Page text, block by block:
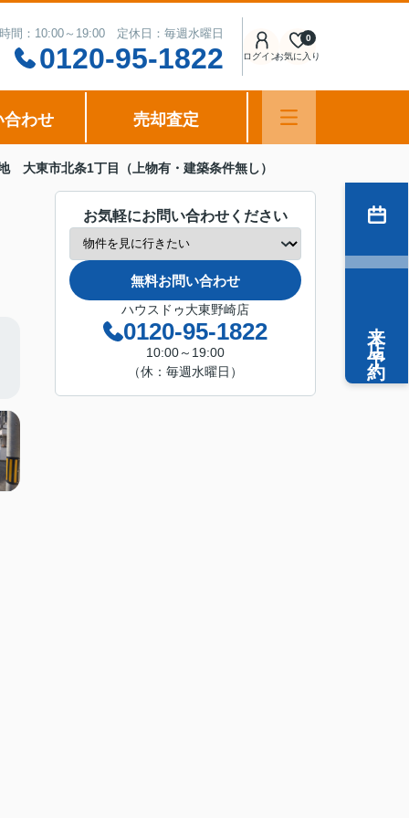
間：10:00～19:00 定休日：毎週水曜日
0120-95-1822 ログインお気に入り
0
合わせ 売却査定
大東市北条1丁目（上物有・建築条件無し）
お気軽にお問い合わせください
無料お問い合わせ
ハウスドゥ大東野崎店
0120-95-1822
10:00～19:00
（休：毎週水曜日）
来店予約